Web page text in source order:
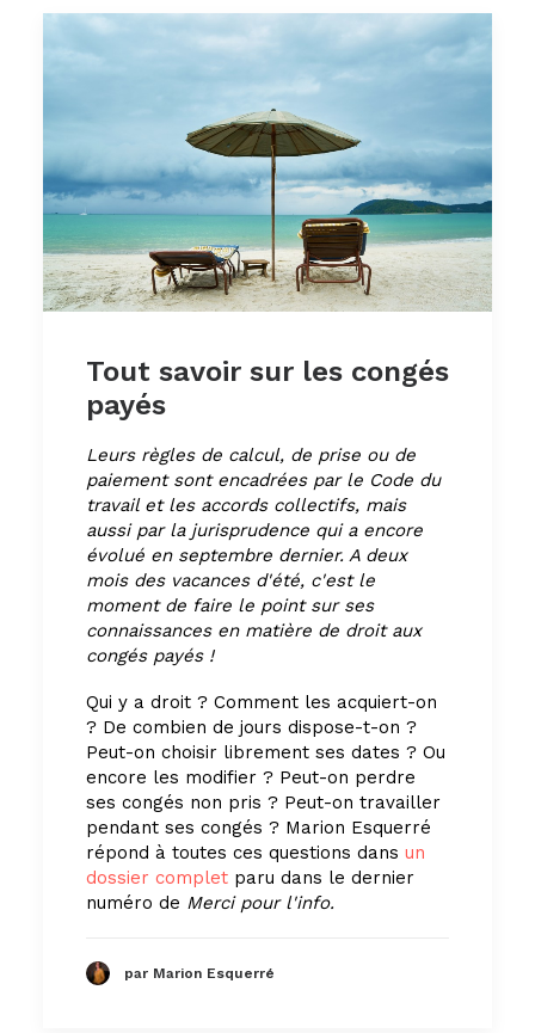
Tout savoir sur les congés
payés
Leurs règles de calcul, de prise ou de
paiement sont encadrées par le Code du
travail et les accords collectifs, mais
aussi par la jurisprudence qui a encore
évolué en septembre dernier. A deux
mois des vacances d'été, c'est le
moment de faire le point sur ses
connaissances en matière de droit aux
congés payés !
Qui y a droit ? Comment les acquiert-on
? De combien de jours dispose-t-on ?
Peut-on choisir librement ses dates ? Ou
encore les modifier ? Peut-on perdre
ses congés non pris ? Peut-on travailler
pendant ses congés ? Marion Esquerré
répond à toutes ces questions dans un
dossier complet paru dans le dernier
numéro de Merci pour l'info.
par Marion Esquerré